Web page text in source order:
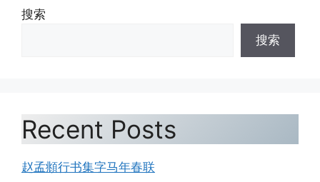
搜索
搜索
Recent Posts
赵孟頫行书集字马年春联